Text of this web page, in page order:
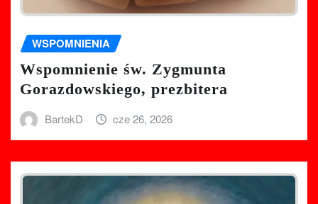
WSPOMNIENIA
Wspomnienie św. Zygmunta
Gorazdowskiego, prezbitera
BartekD cze 26, 2026